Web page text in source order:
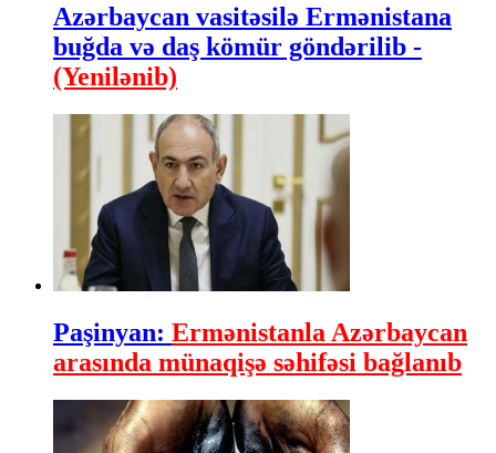
Azərbaycan vasitəsilə Ermənistana
buğda və daş kömür göndərilib -
(Yenilənib)
Paşinyan: Ermənistanla Azərbaycan
arasında münaqişə səhifəsi bağlanıb